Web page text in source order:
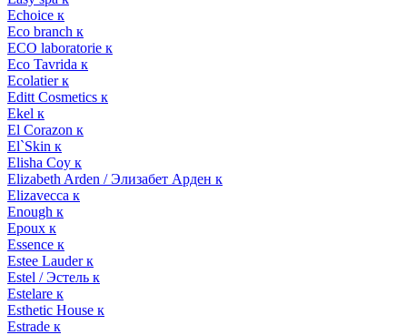
Echoice к
Eco branch к
ECO laboratorie к
Eco Tavrida к
Ecolatier к
Editt Cosmetics к
Ekel к
El Corazon к
El`Skin к
Elisha Coy к
Elizabeth Arden / Элизабет Арден к
Elizavecca к
Enough к
Epoux к
Essence к
Estee Lauder к
Estel / Эстель к
Estelare к
Esthetic House к
Estrade к